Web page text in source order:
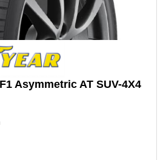
Asymmetric AT SUV-4X4